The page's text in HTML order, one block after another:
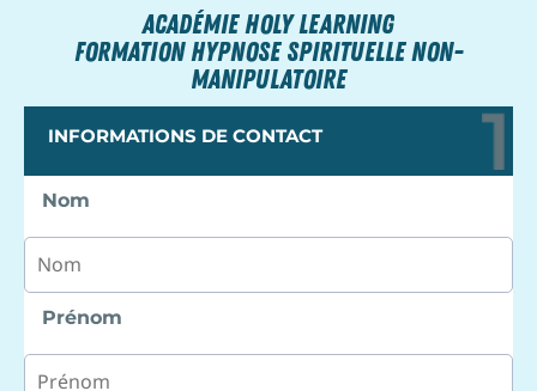
ACADÉMIE HOLY LEARNING
formation hypnose spirituelle non-
manipulatoire
INFORMATIONS DE CONTACT
Nom
Prénom